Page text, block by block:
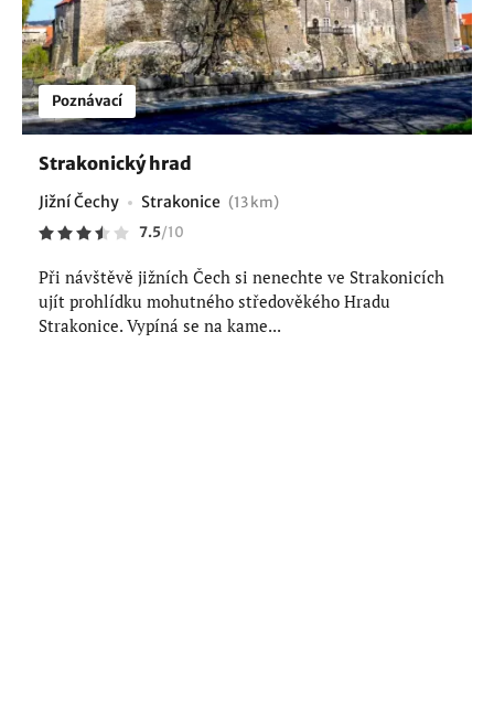
Poznávací
Strakonický hrad
Jižní Čechy Strakonice (13 km)
7.5/10
Při návštěvě jižních Čech si nenechte ve Strakonicích
ujít prohlídku mohutného středověkého Hradu
Strakonice. Vypíná se na kame...